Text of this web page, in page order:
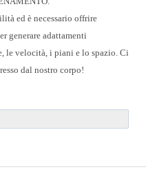
ed è necessario offrire
generare adattamenti
le velocità, i piani e lo spazio. Ci
dal nostro corpo!